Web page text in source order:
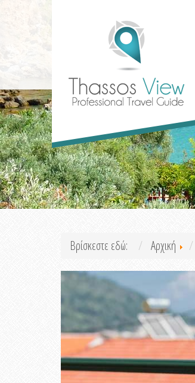
Βρίσκεστε εδώ: Αρχική